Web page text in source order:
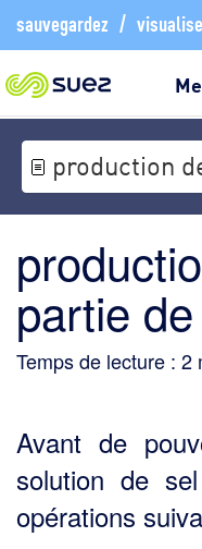
sauvegardez /
production
partie
Temps de lecture : 2
Avant de
solution de
opérations